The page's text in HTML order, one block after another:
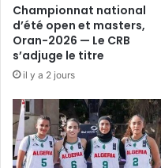
Championnat national
d’été open et masters,
Oran-2026 — Le CRB
s’adjuge le titre
il y a 2 jours